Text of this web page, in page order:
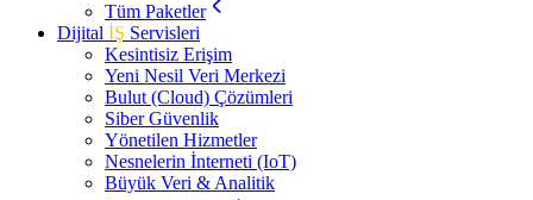
Tüm Paketler
Dijital İŞ Servisleri
Kesintisiz Erişim
Yeni Nesil Veri Merkezi
Bulut (Cloud) Çözümleri
Siber Güvenlik
Yönetilen Hizmetler
Nesnelerin İnterneti (IoT)
Büyük Veri & Analitik